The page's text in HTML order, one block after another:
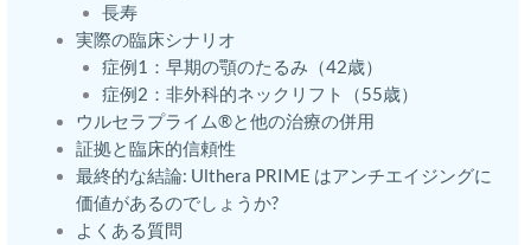
長寿
実際の臨床シナリオ
症例1：早期の顎のたるみ（42歳）
症例2：非外科的ネックリフト（55歳）
ウルセラプライム®と他の治療の併用
証拠と臨床的信頼性
最終的な結論: Ulthera PRIME はアンチエイジングに
価値があるのでしょうか?
よくある質問